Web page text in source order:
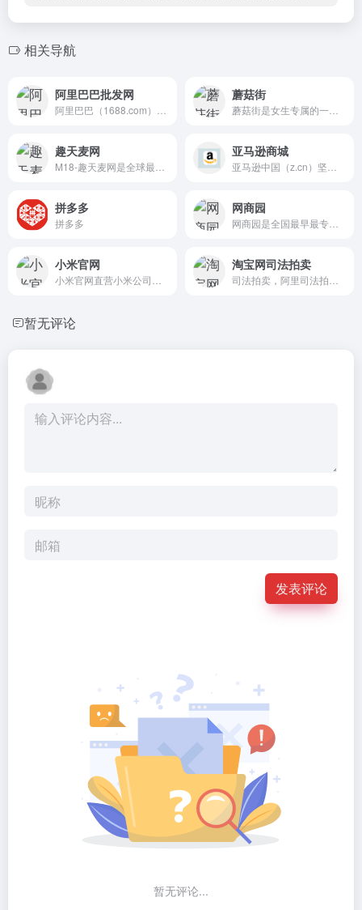
相关导航
阿里巴巴批发网 蘑菇街
趣天麦网 亚马逊商城
拼多多
拼多多
网商园
小米官网 淘宝网司法拍卖
暂无评论
发表评论
暂无评论...